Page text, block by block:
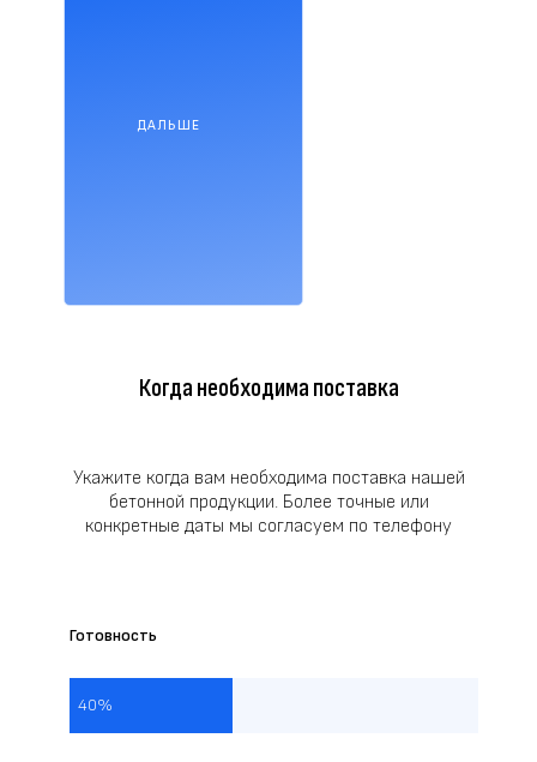
ДАЛЬШЕ
Когда необходима поставка
Укажите когда вам необходима поставка нашей
бетонной продукции. Более точные или
конкретные даты мы согласуем по телефону
Готовность
40%